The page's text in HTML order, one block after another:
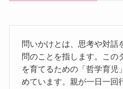
問いかけとは、思考や対話
問のことを指します。この
を育てるための「哲学育児
めています。親が一日一回